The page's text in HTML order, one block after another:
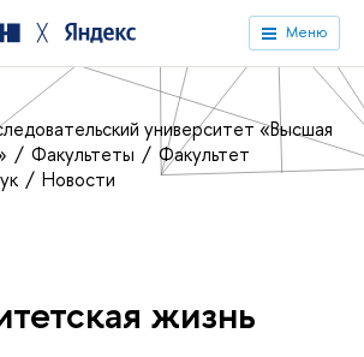
╳ Меню
университет «Высшая
Факультеты
Факультет
Новости
жизнь